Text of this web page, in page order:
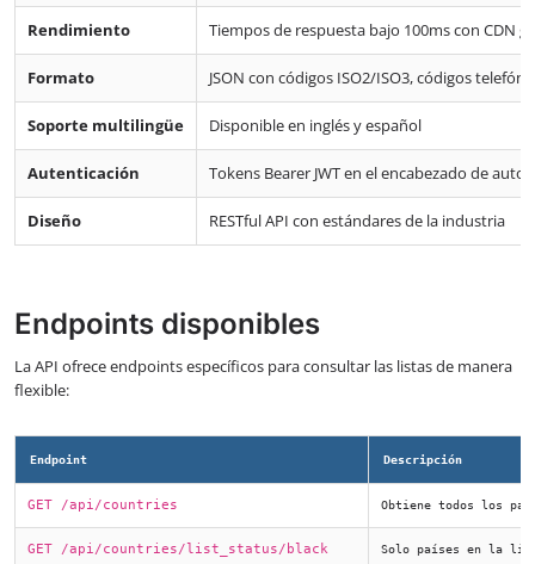
Rendimiento Tiempos de respuesta bajo 100ms con CDN
Formato JSON con códigos ISO2/ISO3, códigos
Soporte multilingüe Disponible en inglés y español
Autenticación Tokens Bearer JWT en el encabezado de
Diseño RESTful API con estándares de la industria
Endpoints disponibles
La API ofrece endpoints específicos para consultar las listas de manera
flexible:
Endpoint Descripción
GET /api/countries Obtiene todos los
GET /api/countries/list_status/black Solo países en la